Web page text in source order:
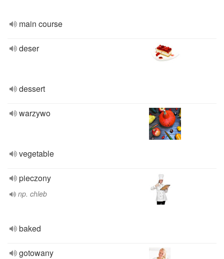
main course
deser
dessert
warzywo
vegetable
pieczony
np. chleb
baked
gotowany